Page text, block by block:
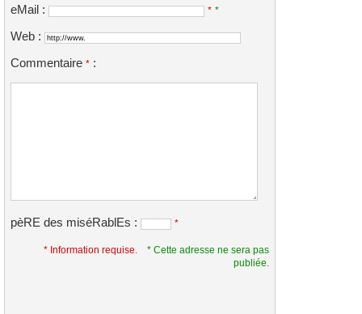
eMail : * *
Web :
Commentaire * :
pèRE des miséRablEs : *
* Information requise.
* Cette adresse ne sera pas
publiée.